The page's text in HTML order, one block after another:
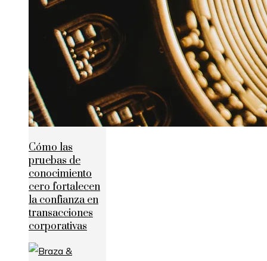
Cómo las
pruebas de
conocimiento
cero fortalecen
la confianza en
transacciones
corporativas